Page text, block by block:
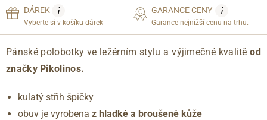
DÁREK i
Vyberte si v košíku dárek
GARANCE CENY i
Garance nejnižší cenu na trhu.
Pánské polobotky ve ležérním stylu a výjimečné kvalitěod
značky Pikolinos.
kulatý střih špičky
obuv je vyrobena z hladké a broušené kůže